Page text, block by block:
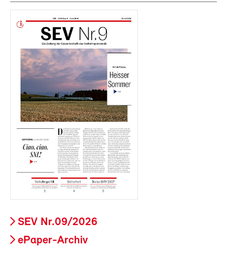
SEV Nr.09/2026
ePaper-Archiv